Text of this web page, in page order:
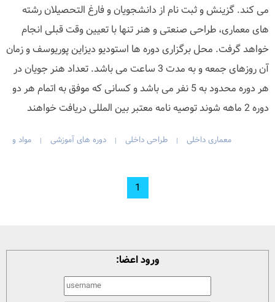
می کند. گزینش و ثبت نام از دانشجویان و فارغ التحصیلان رشته
هاى معمارى، طراحى صنعتى و هنر تنها با تعیین وقت قبلى انجام
خواهد گرفت. محل برگزارى دوره ها استودیو دیزاین پوریوسف و زمان
آن روزهاى جمعه و به مدت 3 ساعت می باشد. تعداد هنر جویان در
هر دوره محدود به 5 نفر مى باشد و کسانى که موفق به اتمام هر دو
دوره 2 ماهه شوند توصیه نامه معتبر بین المللى دریافت خواهند
معماری داخلی | طراحی داخلی | دوره های آموزشی | مواد و
1
ورود اعضا: